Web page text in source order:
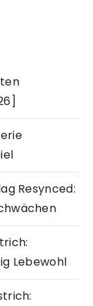
Resynced:
Lebewohl